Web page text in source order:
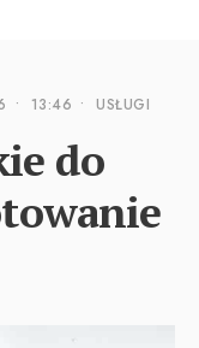
• 13:46 • USŁUGI
do